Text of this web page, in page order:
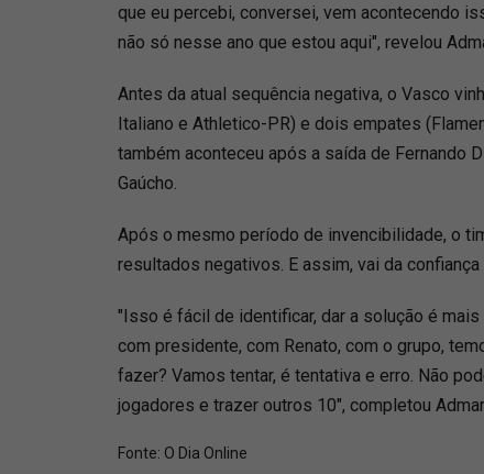
que eu percebi, conversei, vem acontecendo
não só nesse ano que estou aqui", revelou
Antes da atual sequência negativa, o Vasco
Italiano e Athletico-PR) e dois empates
também aconteceu após a saída de Fernando
Gaúcho.
Após o mesmo período de invencibilidade, o
resultados negativos. E assim, vai da
"Isso é fácil de identificar, dar a solução é
com presidente, com Renato, com o grupo,
fazer? Vamos tentar, é tentativa e erro. Não
jogadores e trazer outros 10", completou
Fonte: O Dia Online